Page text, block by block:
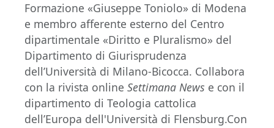
Formazione «Giuseppe Toniolo» di Modena
e membro afferente esterno del Centro
dipartimentale «Diritto e Pluralismo» del
Dipartimento di Giurisprudenza
dell’Università di Milano-Bicocca. Collabora
con la rivista online Settimana News e con il
dipartimento di Teologia cattolica
dell’Europa dell'Università di Flensburg.Con